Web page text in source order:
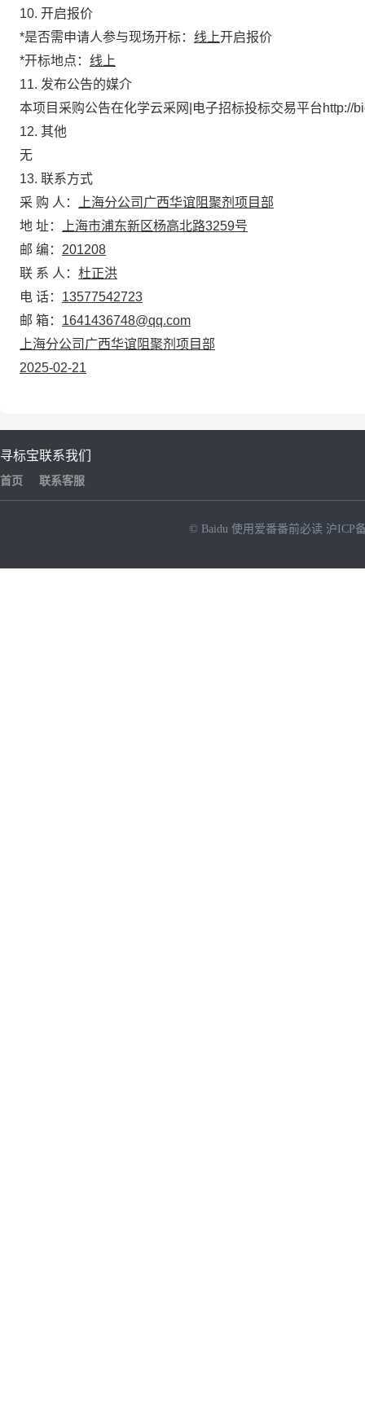
10. 开启报价
*是否需申请人参与现场开标： 线上开启报价
*开标地点： 线上
11. 发布公告的媒介
本项目采购公告在化学云采网|电子招标投标交易平台http://
12. 其他
无
13. 联系方式
采 购 人：
上海分公司广西华谊阻聚剂项目部
地 址：
上海市浦东新区杨高北路3259号
邮 编： 201208
联 系 人： 杜正洪
电 话： 13577542723
邮 箱： 1641436748@qq.com
上海分公司广西华谊阻聚剂项目部
2025-02-21
寻标宝
首页
联系我们
联系客服
© Baidu 使用爱番番前必读 沪ICP